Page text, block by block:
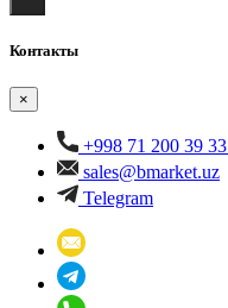
Контакты
×
+998 71 200 39 33
sales@bmarket.uz
Telegram